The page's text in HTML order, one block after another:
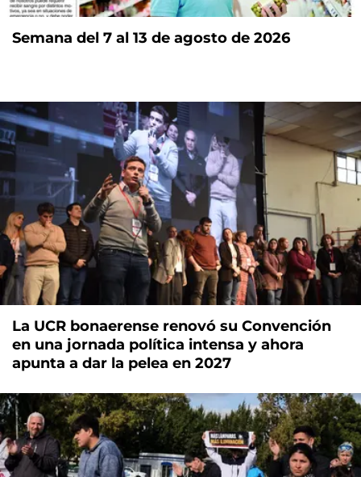
Semana del 7 al 13 de agosto de 2026
La UCR bonaerense renovó su Convención
en una jornada política intensa y ahora
apunta a dar la pelea en 2027